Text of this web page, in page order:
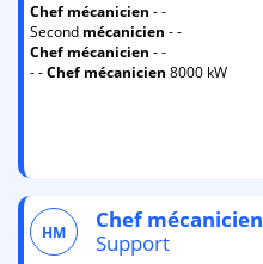
Chef mécanicien - -
Second mécanicien - -
Chef mécanicien - -
- -Chef mécanicien 8000 kW
HM Chef mécanicien
Support